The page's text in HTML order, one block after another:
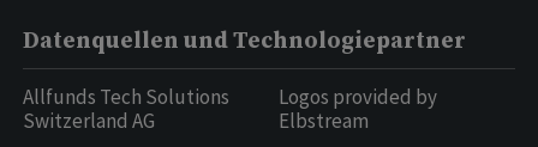
Datenquellen und Technologiepartner
Allfunds Tech Solutions
Switzerland AG
Logos provided by
Elbstream